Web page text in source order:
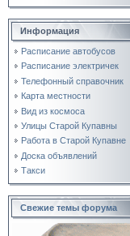
Информация
Расписание автобусов
Расписание электричек
Телефонный справочник
Карта местности
Вид из космоса
Улицы Старой Купавны
Работа в Старой Купавне
Доска объявлений
Такси
Свежие темы форума